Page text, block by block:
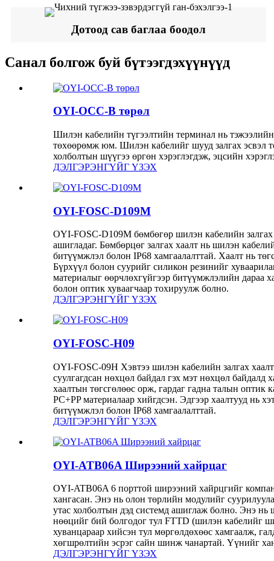
Дотоод сав баглаа боодол
Санал болгож буй бүтээгдэхүүнүүд
OYI-OCC-B төрөл
Шилэн кабелийн түгээлтийн терминал нь
төхөөрөмж юм. Шилэн кабелийг шууд залгах эсвэл
холболтын шүүгээ өргөн хэрэглэгдэж, эцсийн
ДЭЛГЭРЭНГҮЙГ ҮЗЭХ
OYI-FOSC-D109M
OYI-FOSC-D109M бөмбөгөр шилэн кабелийн залгах
ашигладаг. Бөмбөрцөг залгах хаалт нь шилэн
битүүмжлэл болон IP68 хамгаалалттай. Хаалт нь
Бүрхүүл болон суурийг силикон резинийг
материалыг өөрчлөхгүйгээр битүүмжлэлийн дараа
болон оптик хуваагчаар тохируулж болно.
ДЭЛГЭРЭНГҮЙГ ҮЗЭХ
OYI-FOSC-H09
OYI-FOSC-09H Хэвтээ шилэн кабелийн залгах
суулгагдсан нөхцөл байдал гэх мэт нөхцөл байдалд
хаалтын төгсгөлөөс орж, гардаг гадна талын оптик
PC+PP материалаар хийгдсэн. Эдгээр хаалтууд нь
битүүмжлэл болон IP68 хамгаалалттай.
ДЭЛГЭРЭНГҮЙГ ҮЗЭХ
OYI-ATB06A Ширээний хайрцаг
OYI-ATB06A 6 порттой ширээний хайрцгийг
хангасан. Энэ нь олон төрлийн модулийг
утас холболтын дэд системд ашиглаж болно. Энэ нь
нөөцийг бий болгодог тул FTTD (шилэн кабелийг
хуванцараар хийсэн тул мөргөлдөхөөс хамгаалж,
хөгшрөлтийн эсрэг сайн шинж чанартай. Үүнийг
ДЭЛГЭРЭНГҮЙГ ҮЗЭХ